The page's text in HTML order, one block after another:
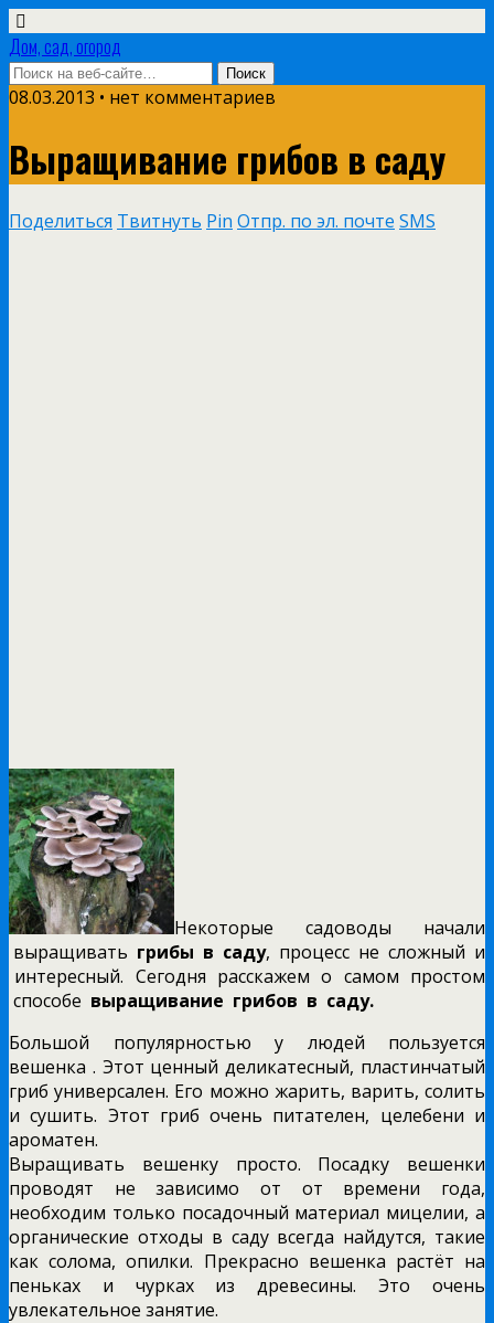
Дом, сад, огород
08.03.2013 • нет комментариев
Выращивание грибов в саду
Поделиться Твитнуть Pin Отпр. по эл. почте SMS
Некоторые садоводы начали
выращивать грибы в саду, процесс не сложный и
интересный. Сегодня расскажем о самом простом
способе выращивание грибов в саду.
Большой популярностью у людей пользуется
вешенка . Этот ценный деликатесный, пластинчатый
гриб универсален. Его можно жарить, варить, солить
и сушить. Этот гриб очень питателен, целебени и
ароматен.
Выращивать вешенку просто. Посадку вешенки
проводят не зависимо от от времени года,
необходим только посадочный материал мицелии, а
органические отходы в саду всегда найдутся, такие
как солома, опилки. Прекрасно вешенка растёт на
пеньках и чурках из древесины. Это очень
увлекательное занятие.